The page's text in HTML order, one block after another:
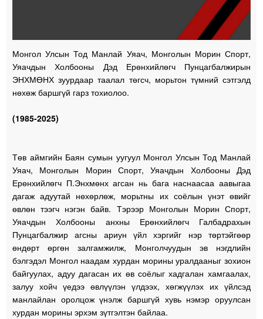
Монгол Улсын Тод Манлай Уяач, Монголын Морин Спорт,
Уяачдын Холбооны Дэд Ерөнхийлөгч Пунцагбалжирын
ЭНХМӨНХ зуурдаар таалал төгсч, морьтон түмний сэтгэлд
нөхөж баршгүй гарз тохиолоо.
(1985-2025)
Төв аймгийн Баян сумын уугуул Монгол Улсын Тод Манлай
Уяач, Монголын Морин Спорт, Уяачдын Холбооны Дэд
Ерөнхийлөгч П.Энхмөнх агсан нь бага наснаасаа аавыгаа
дагаж адуутай нөхөрлөж, морьтны их соёлын үнэт өвийг
өвлөн тээгч нэгэн байв. Тэрээр Монголын Морин Спорт,
Уяачдын Холбооны анхны Ерөнхийлөгч Галбадрахын
Пунцагбалжир агсны ариун үйл хэргийг нэр төртэйгөөр
өндөрт өргөн залгамжилж, Монголчуудын эв нэгдлийн
бэлгэдэл Монгол наадам хурдан морины уралдааныг зохион
байгуулах, адуу дагасан их өв соёлыг хадгалан хамгаалах,
залуу хойч үедээ өвлүүлэн үлдээх, хөгжүүлэх их үйлсэд
манлайлан оролцож үнэлж баршгүй хувь нэмэр оруулсан
хурдан морины эрхэм зүтгэлтэн байлаа.